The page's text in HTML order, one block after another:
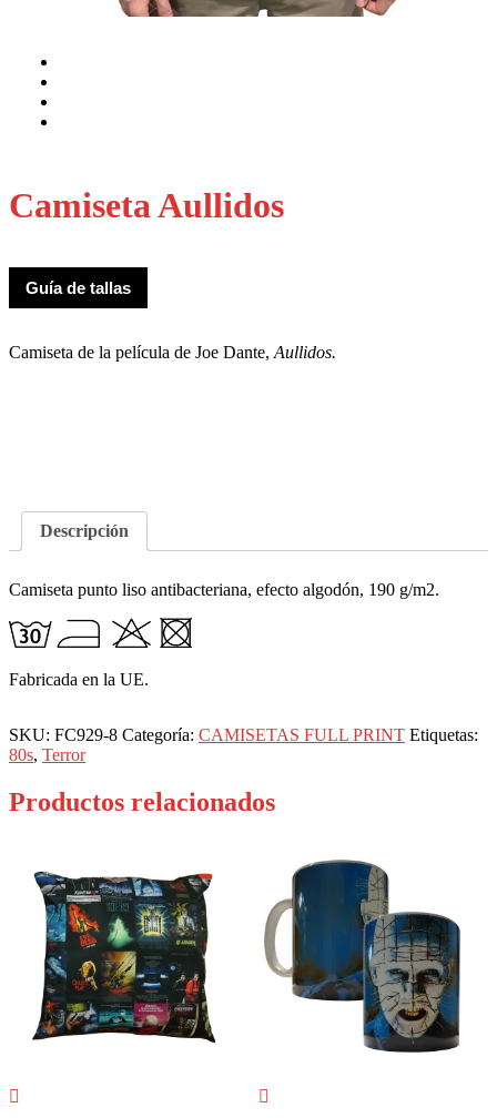
Camiseta Aullidos
Guía de tallas
Camiseta de la película de Joe Dante, Aullidos.
Descripción
Camiseta punto liso antibacteriana, efecto algodón, 190 g/m2.
Fabricada en la UE.
SKU: FC929-8 Categoría: CAMISETAS FULL PRINT Etiquetas:
80s, Terror
Productos relacionados